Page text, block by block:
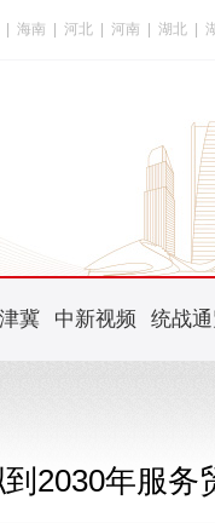
海南 河北 河南 湖北
冀 中新视频 统战
2030年服务